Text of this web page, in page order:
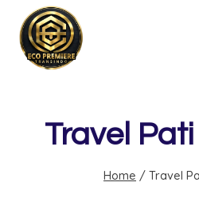
Travel
Home / Travel